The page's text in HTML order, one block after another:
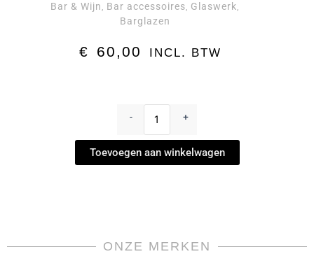
Bar & Wijn , Bar accessoires, Glaswerk,
Barglazen
€ 60,00 INCL. BTW
-
Street
by
+
Toevoegen aan winkelwagen
ONZE MERKEN